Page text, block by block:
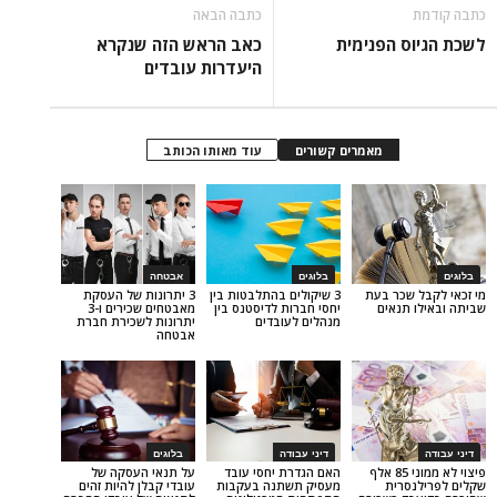
הפנימית
כאב הראש הזה שנקרא
היעדרות עובדים
עוד מאותו הכותב
אבטחה
3 יתרונות של העסקת
מאבטחים שכירים ו-3
יתרונות לשכירת חברת
בלוגים
3 שיקולים בהתלבטות בין
יחסי חברות לדיסטנס בין
בעת
על תנאי העסקה של
עובדי קבלן להיות זהים
דיני עבודה
האם הגדרת יחסי עובד
מעסיק תשתנה בעקבות
פיצוי לא ממוני 85 אלף